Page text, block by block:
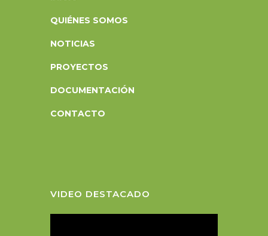
QUIÉNES SOMOS
NOTICIAS
PROYECTOS
DOCUMENTACIÓN
CONTACTO
VIDEO DESTACADO